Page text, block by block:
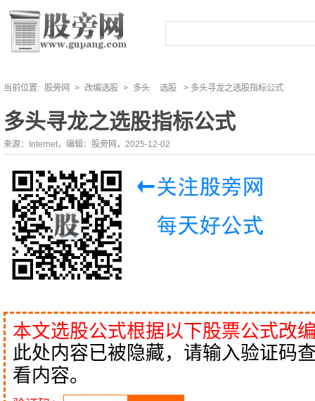
当前位置: 股旁网 > 改编选股 > 多头 选股 > 多头寻龙之选股指标公式
多头寻龙之选股指标公式
来源：Internet，编辑：股旁网，2025-12-02
本文选股公式根据以下股票公式改
此处内容已被隐藏，请输入验证码
看内容。